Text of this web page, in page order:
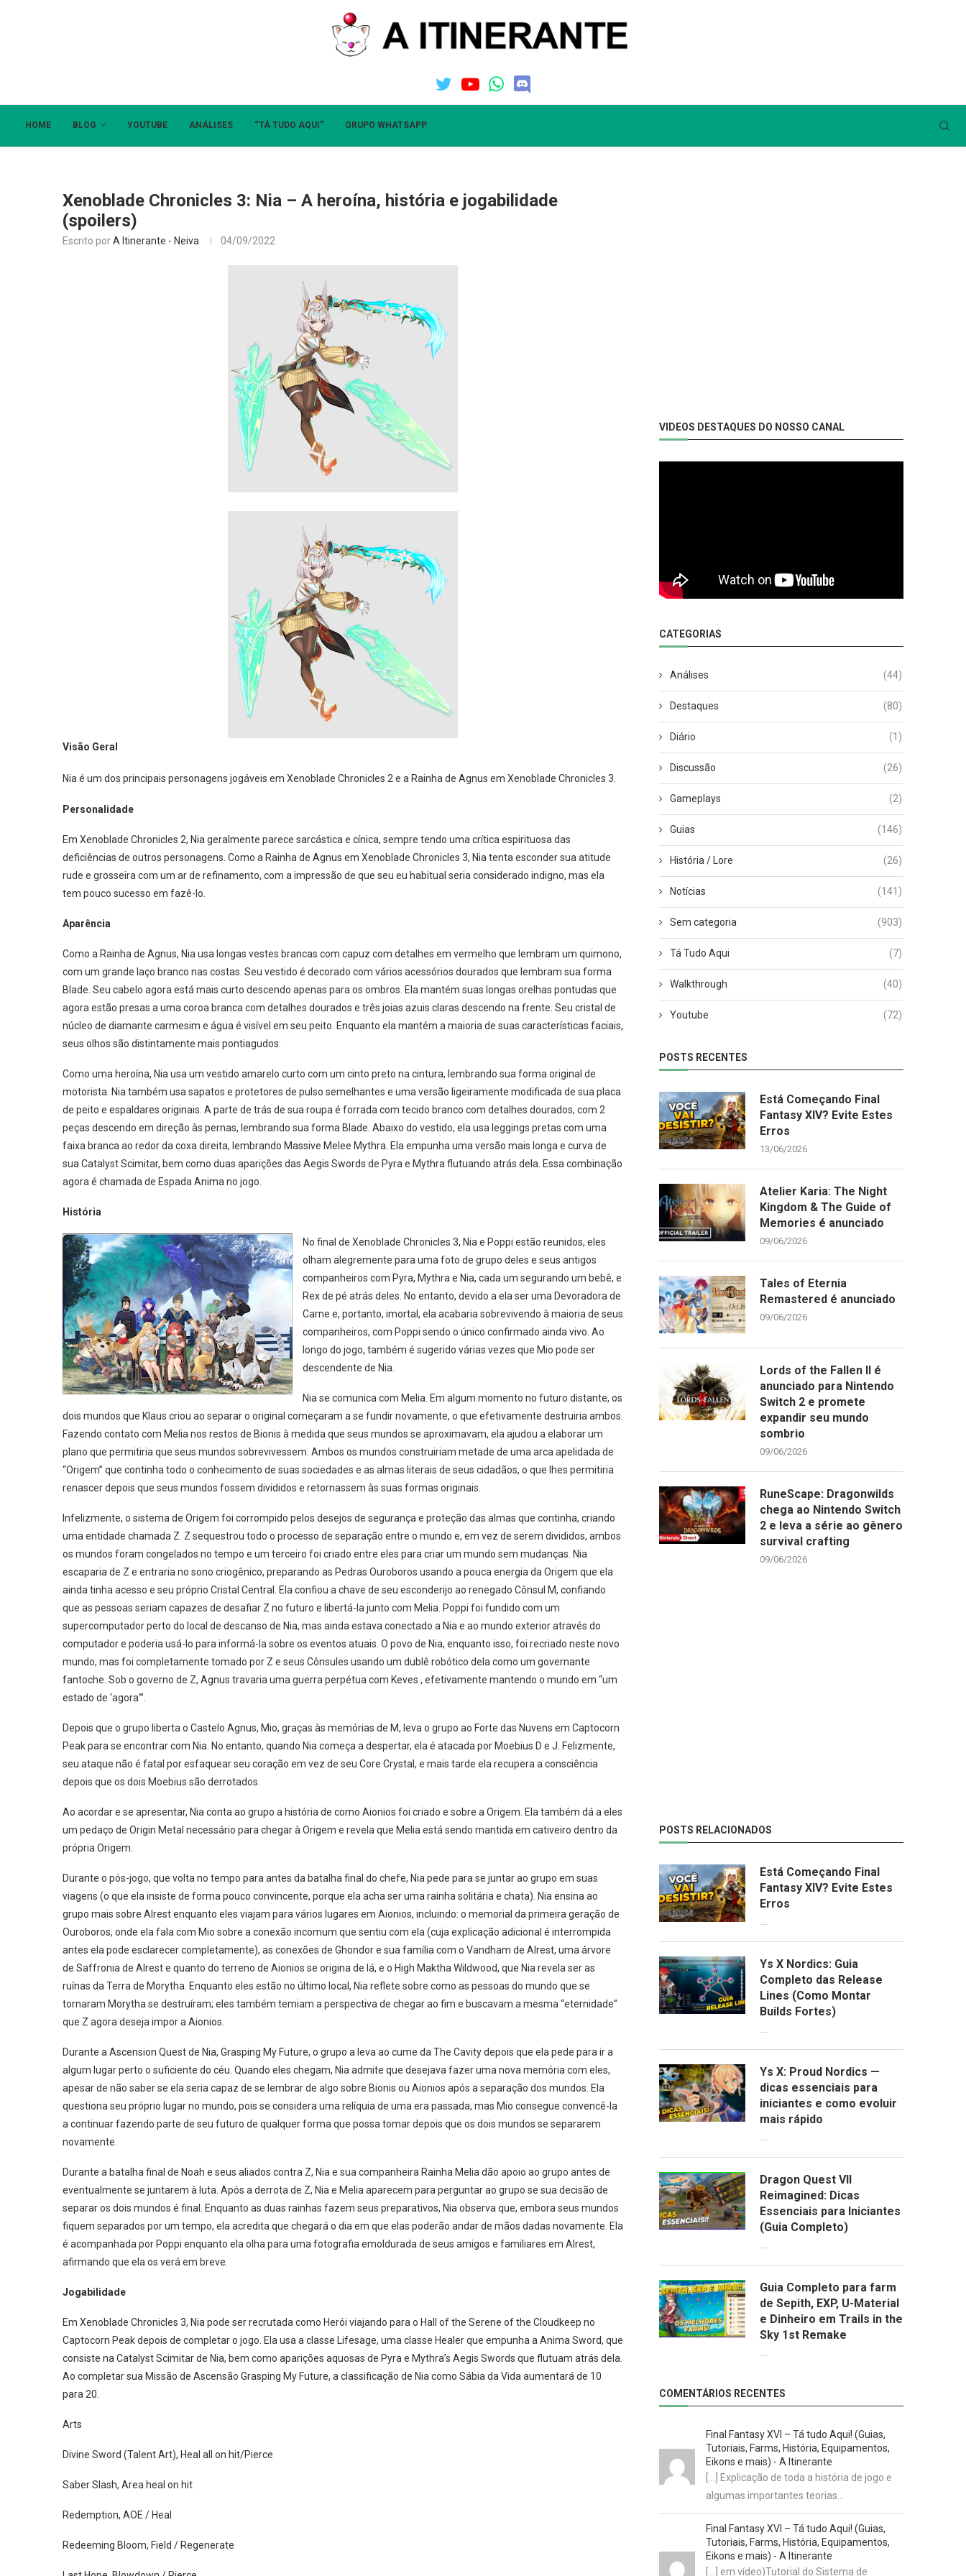
HOME BLOG YOUTUBE ANÁLISES “TÁ TUDO AQUI” GRUPO WHATSAPP
Xenoblade Chronicles 3: Nia – A heroína, história e jogabilidade
(spoilers)
Escrito porA Itinerante - Neiva 04/09/2022
Visão Geral
Nia é um dos principais personagens jogáveis ​​em Xenoblade Chronicles 2 e a Rainha de Agnus em Xenoblade Chronicles 3.
Personalidade
Em Xenoblade Chronicles 2, Nia geralmente parece sarcástica e cínica, sempre tendo uma crítica espirituosa das
deficiências de outros personagens. Como a Rainha de Agnus em Xenoblade Chronicles 3, Nia tenta esconder sua atitude
rude e grosseira com um ar de refinamento, com a impressão de que seu eu habitual seria considerado indigno, mas ela
tem pouco sucesso em fazê-lo.
Aparência
Como a Rainha de Agnus, Nia usa longas vestes brancas com capuz com detalhes em vermelho que lembram um quimono,
com um grande laço branco nas costas. Seu vestido é decorado com vários acessórios dourados que lembram sua forma
Blade. Seu cabelo agora está mais curto descendo apenas para os ombros. Ela mantém suas longas orelhas pontudas que
agora estão presas a uma coroa branca com detalhes dourados e três joias azuis claras descendo na frente. Seu cristal de
núcleo de diamante carmesim e água é visível em seu peito. Enquanto ela mantém a maioria de suas características faciais,
seus olhos são distintamente mais pontiagudos.
Como uma heroína, Nia usa um vestido amarelo curto com um cinto preto na cintura, lembrando sua forma original de
motorista. Nia também usa sapatos e protetores de pulso semelhantes e uma versão ligeiramente modificada de sua placa
de peito e espaldares originais. A parte de trás de sua roupa é forrada com tecido branco com detalhes dourados, com 2
peças descendo em direção às pernas, lembrando sua forma Blade. Abaixo do vestido, ela usa leggings pretas com uma
faixa branca ao redor da coxa direita, lembrando Massive Melee Mythra. Ela empunha uma versão mais longa e curva de
sua Catalyst Scimitar, bem como duas aparições das Aegis Swords de Pyra e Mythra flutuando atrás dela. Essa combinação
agora é chamada de Espada Anima no jogo.
História
No final de Xenoblade Chronicles 3, Nia e Poppi estão reunidos, eles
olham alegremente para uma foto de grupo deles e seus antigos
companheiros com Pyra, Mythra e Nia, cada um segurando um bebê, e
Rex de pé atrás deles. No entanto, devido a ela ser uma Devoradora de
Carne e, portanto, imortal, ela acabaria sobrevivendo à maioria de seus
companheiros, com Poppi sendo o único confirmado ainda vivo. Ao
longo do jogo, também é sugerido várias vezes que Mio pode ser
descendente de Nia.
Nia se comunica com Melia. Em algum momento no futuro distante, os
dois mundos que Klaus criou ao separar o original começaram a se fundir novamente, o que efetivamente destruiria ambos.
Fazendo contato com Melia nos restos de Bionis à medida que seus mundos se aproximavam, ela ajudou a elaborar um
plano que permitiria que seus mundos sobrevivessem. Ambos os mundos construiriam metade de uma arca apelidada de
“Origem” que continha todo o conhecimento de suas sociedades e as almas literais de seus cidadãos, o que lhes permitiria
renascer depois que seus mundos fossem divididos e retornassem às suas formas originais.
Infelizmente, o sistema de Origem foi corrompido pelos desejos de segurança e proteção das almas que continha, criando
uma entidade chamada Z. Z sequestrou todo o processo de separação entre o mundo e, em vez de serem divididos, ambos
os mundos foram congelados no tempo e um terceiro foi criado entre eles para criar um mundo sem mudanças. Nia
escaparia de Z e entraria no sono criogênico, preparando as Pedras Ouroboros usando a pouca energia da Origem que ela
ainda tinha acesso e seu próprio Cristal Central. Ela confiou a chave de seu esconderijo ao renegado Cônsul M, confiando
que as pessoas seriam capazes de desafiar Z no futuro e libertá-la junto com Melia. Poppi foi fundido com um
supercomputador perto do local de descanso de Nia, mas ainda estava conectado a Nia e ao mundo exterior através do
computador e poderia usá-lo para informá-la sobre os eventos atuais. O povo de Nia, enquanto isso, foi recriado neste novo
mundo, mas foi completamente tomado por Z e seus Cônsules usando um dublê robótico dela como um governante
fantoche. Sob o governo de Z, Agnus travaria uma guerra perpétua com Keves , efetivamente mantendo o mundo em “um
estado de ‘agora'”.
Depois que o grupo liberta o Castelo Agnus, Mio, graças às memórias de M, leva o grupo ao Forte das Nuvens em Captocorn
Peak para se encontrar com Nia. No entanto, quando Nia começa a despertar, ela é atacada por Moebius D e J. Felizmente,
seu ataque não é fatal por esfaquear seu coração em vez de seu Core Crystal, e mais tarde ela recupera a consciência
depois que os dois Moebius são derrotados.
Ao acordar e se apresentar, Nia conta ao grupo a história de como Aionios foi criado e sobre a Origem. Ela também dá a eles
um pedaço de Origin Metal necessário para chegar à Origem e revela que Melia está sendo mantida em cativeiro dentro da
própria Origem.
Durante o pós-jogo, que volta no tempo para antes da batalha final do chefe, Nia pede para se juntar ao grupo em suas
viagens (o que ela insiste de forma pouco convincente, porque ela acha ser uma rainha solitária e chata). Nia ensina ao
grupo mais sobre Alrest enquanto eles viajam para vários lugares em Aionios, incluindo: o memorial da primeira geração de
Ouroboros, onde ela fala com Mio sobre a conexão incomum que sentiu com ela (cuja explicação adicional é interrompida
antes ela pode esclarecer completamente), as conexões de Ghondor e sua família com o Vandham de Alrest, uma árvore
de Saffronia de Alrest e quanto do terreno de Aionios se origina de lá, e o High Maktha Wildwood, que Nia revela ser as
ruínas da Terra de Morytha. Enquanto eles estão no último local, Nia reflete sobre como as pessoas do mundo que se
tornaram Morytha se destruíram; eles também temiam a perspectiva de chegar ao fim e buscavam a mesma “eternidade”
que Z agora deseja impor a Aionios.
Durante a Ascension Quest de Nia, Grasping My Future, o grupo a leva ao cume da The Cavity depois que ela pede para ir a
algum lugar perto o suficiente do céu. Quando eles chegam, Nia admite que desejava fazer uma nova memória com eles,
apesar de não saber se ela seria capaz de se lembrar de algo sobre Bionis ou Aionios após a separação dos mundos. Ela
questiona seu próprio lugar no mundo, pois se considera uma relíquia de uma era passada, mas Mio consegue convencê-la
a continuar fazendo parte de seu futuro de qualquer forma que possa tomar depois que os dois mundos se separarem
novamente.
Durante a batalha final de Noah e seus aliados contra Z, Nia e sua companheira Rainha Melia dão apoio ao grupo antes de
eventualmente se juntarem à luta. Após a derrota de Z, Nia e Melia aparecem para perguntar ao grupo se sua decisão de
separar os dois mundos é final. Enquanto as duas rainhas fazem seus preparativos, Nia observa que, embora seus mundos
fiquem separados por um tempo, ela acredita que chegará o dia em que elas poderão andar de mãos dadas novamente. Ela
é acompanhada por Poppi enquanto ela olha para uma fotografia emoldurada de seus amigos e familiares em Alrest,
afirmando que ela os verá em breve.
Jogabilidade
Em Xenoblade Chronicles 3, Nia pode ser recrutada como Herói viajando para o Hall of the Serene of the Cloudkeep no
Captocorn Peak depois de completar o jogo. Ela usa a classe Lifesage, uma classe Healer que empunha a Anima Sword, que
consiste na Catalyst Scimitar de Nia, bem como aparições aquosas de Pyra e Mythra’s Aegis Swords que flutuam atrás dela.
Ao completar sua Missão de Ascensão Grasping My Future, a classificação de Nia como Sábia da Vida aumentará de 10
para 20.
Arts
Divine Sword (Talent Art), Heal all on hit/Pierce
Saber Slash, Area heal on hit
Redemption, AOE / Heal
Redeeming Bloom, Field / Regenerate
VIDEOS DESTAQUES DO NOSSO CANAL
CATEGORIAS
Análises (44)
Destaques (80)
Diário (1)
Discussão (26)
Gameplays (2)
Guias (146)
História / Lore (26)
Notícias (141)
Sem categoria (903)
Tá Tudo Aqui (7)
Walkthrough (40)
Youtube (72)
POSTS RECENTES
Está Começando Final
Fantasy XIV? Evite Estes
Erros
13/06/2026
Atelier Karia: The Night
Kingdom & The Guide of
Memories é anunciado
09/06/2026
Tales of Eternia
Remastered é anunciado
09/06/2026
Lords of the Fallen II é
anunciado para Nintendo
Switch 2 e promete
expandir seu mundo
sombrio
09/06/2026
RuneScape: Dragonwilds
chega ao Nintendo Switch
2 e leva a série ao gênero
survival crafting
09/06/2026
POSTS RELACIONADOS
Está Começando Final
Fantasy XIV? Evite Estes
Erros
Ys X Nordics: Guia
Completo das Release
Lines (Como Montar
Builds Fortes)
Ys X: Proud Nordics —
dicas essenciais para
iniciantes e como evoluir
mais rápido
Dragon Quest VII
Reimagined: Dicas
Essenciais para Iniciantes
(Guia Completo)
Guia Completo para farm
de Sepith, EXP, U-Material
e Dinheiro em Trails in the
Sky 1st Remake
COMENTÁRIOS RECENTES
Final Fantasy XVI – Tá tudo Aqui! (Guias,
Tutoriais, Farms, História, Equipamentos,
Eikons e mais) - A Itinerante
[…] Explicação de toda a história de jogo e
algumas importantes teorias…
Final Fantasy XVI – Tá tudo Aqui! (Guias,
Tutoriais, Farms, História, Equipamentos,
Eikons e mais) - A Itinerante
[…] em vídeo)Tutorial do Sistema de